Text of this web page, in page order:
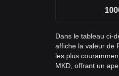
Dans le tableau ci-
affiche la valeur de
les plus
MKD, offrant un